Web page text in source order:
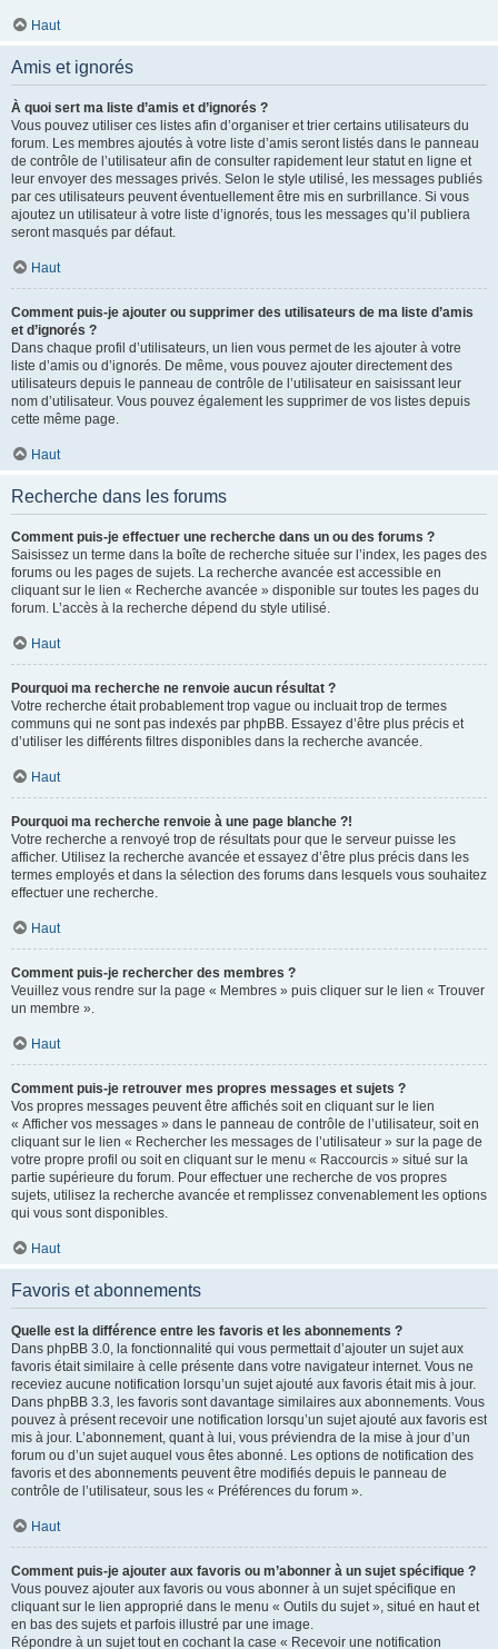
Haut
Amis et ignorés
À quoi sert ma liste d’amis et d’ignorés ?
Vous pouvez utiliser ces listes afin d’organiser et trier certains utilisateurs du
forum. Les membres ajoutés à votre liste d’amis seront listés dans le panneau
de contrôle de l’utilisateur afin de consulter rapidement leur statut en ligne et
leur envoyer des messages privés. Selon le style utilisé, les messages publiés
par ces utilisateurs peuvent éventuellement être mis en surbrillance. Si vous
ajoutez un utilisateur à votre liste d’ignorés, tous les messages qu’il publiera
seront masqués par défaut.
Haut
Comment puis-je ajouter ou supprimer des utilisateurs de ma liste d’amis
et d’ignorés ?
Dans chaque profil d’utilisateurs, un lien vous permet de les ajouter à votre
liste d’amis ou d’ignorés. De même, vous pouvez ajouter directement des
utilisateurs depuis le panneau de contrôle de l’utilisateur en saisissant leur
nom d’utilisateur. Vous pouvez également les supprimer de vos listes depuis
cette même page.
Haut
Recherche dans les forums
Comment puis-je effectuer une recherche dans un ou des forums ?
Saisissez un terme dans la boîte de recherche située sur l’index, les pages des
forums ou les pages de sujets. La recherche avancée est accessible en
cliquant sur le lien « Recherche avancée » disponible sur toutes les pages du
forum. L’accès à la recherche dépend du style utilisé.
Haut
Pourquoi ma recherche ne renvoie aucun résultat ?
Votre recherche était probablement trop vague ou incluait trop de termes
communs qui ne sont pas indexés par phpBB. Essayez d’être plus précis et
d’utiliser les différents filtres disponibles dans la recherche avancée.
Haut
Pourquoi ma recherche renvoie à une page blanche ?!
Votre recherche a renvoyé trop de résultats pour que le serveur puisse les
afficher. Utilisez la recherche avancée et essayez d’être plus précis dans les
termes employés et dans la sélection des forums dans lesquels vous souhaitez
effectuer une recherche.
Haut
Comment puis-je rechercher des membres ?
Veuillez vous rendre sur la page « Membres » puis cliquer sur le lien « Trouver
un membre ».
Haut
Comment puis-je retrouver mes propres messages et sujets ?
Vos propres messages peuvent être affichés soit en cliquant sur le lien
« Afficher vos messages » dans le panneau de contrôle de l’utilisateur, soit en
cliquant sur le lien « Rechercher les messages de l’utilisateur » sur la page de
votre propre profil ou soit en cliquant sur le menu « Raccourcis » situé sur la
partie supérieure du forum. Pour effectuer une recherche de vos propres
sujets, utilisez la recherche avancée et remplissez convenablement les options
qui vous sont disponibles.
Haut
Favoris et abonnements
Quelle est la différence entre les favoris et les abonnements ?
Dans phpBB 3.0, la fonctionnalité qui vous permettait d’ajouter un sujet aux
favoris était similaire à celle présente dans votre navigateur internet. Vous ne
receviez aucune notification lorsqu’un sujet ajouté aux favoris était mis à jour.
Dans phpBB 3.3, les favoris sont davantage similaires aux abonnements. Vous
pouvez à présent recevoir une notification lorsqu’un sujet ajouté aux favoris est
mis à jour. L’abonnement, quant à lui, vous préviendra de la mise à jour d’un
forum ou d’un sujet auquel vous êtes abonné. Les options de notification des
favoris et des abonnements peuvent être modifiés depuis le panneau de
contrôle de l’utilisateur, sous les « Préférences du forum ».
Haut
Comment puis-je ajouter aux favoris ou m’abonner à un sujet spécifique ?
Vous pouvez ajouter aux favoris ou vous abonner à un sujet spécifique en
cliquant sur le lien approprié dans le menu « Outils du sujet », situé en haut et
en bas des sujets et parfois illustré par une image.
Répondre à un sujet tout en cochant la case « Recevoir une notification